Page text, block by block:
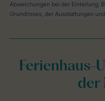
Abweichungen bei der Einteilung,
Grundrisses, der Ausstattungen
Ferienhaus-
der